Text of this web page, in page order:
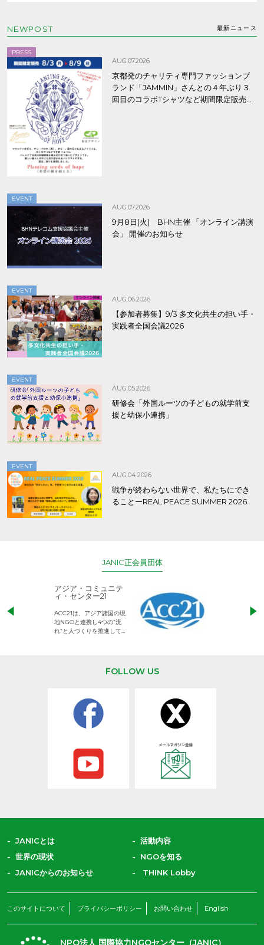
NEWPOST 最新ニュース
PRESS
AUG.07.2026
京都発のチャリティ専門ファッションブ
ランド「JAMMIN」さんとの４年ぶり３
回目のコラボTシャツなど期間限定販売、
EVENT
AUG.07.2026
9月8日(火) BHN主催 「オンライン講演
会」 開催のお知らせ
EVENT
AUG.06.2026
【参加者募集】9/3 多文化共生の担い手・
実践者全国会議2026
EVENT
AUG.05.2026
研修会「外国ルーツの子どもの就学前支
援と幼保小連携」
EVENT
AUG.04.2026
戦争が終わらない世界で、私たちにでき
ることーREAL PEACE SUMMER 2026
JANIC正会員団体
ACE (エース)
権利が守られた世界をめざ
して活動するNGOです。
私たちの願いは
FOLLOW US
JANICとは
活動内容
世界の現状
NGOを知る
JANICからのお知らせ
THINK Lobby
このサイトについて プライバシーポリシー お問い合わせ English
NPO法人 国際協力NGOセンター（JANIC）